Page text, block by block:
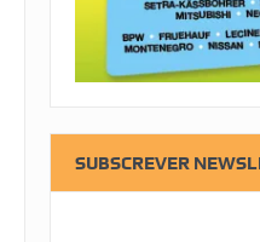
SUBSCREVER